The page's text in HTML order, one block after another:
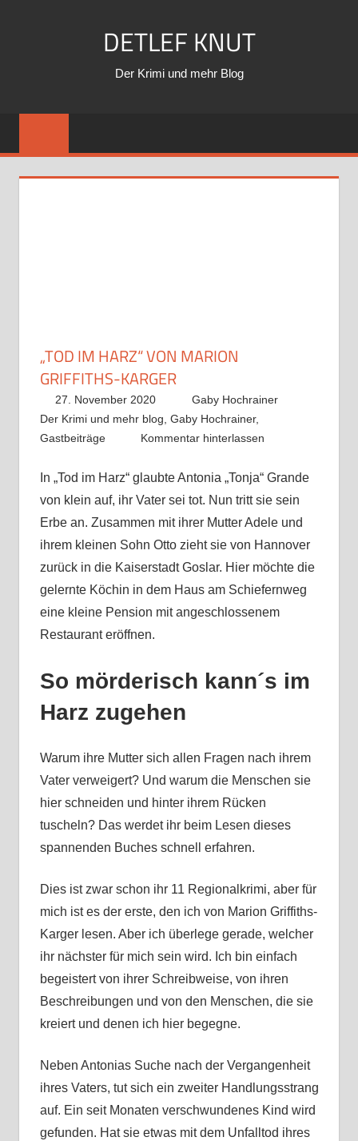
DETLEF KNUT
Der Krimi und mehr Blog
„TOD IM HARZ“ VON MARION
GRIFFITHS-KARGER
27. November 2020
Gaby Hochrainer
Der Krimi und mehr blog, Gaby Hochrainer,
Gastbeiträge
Kommentar hinterlassen
In „Tod im Harz“ glaubte Antonia „Tonja“ Grande
von klein auf, ihr Vater sei tot. Nun tritt sie sein
Erbe an. Zusammen mit ihrer Mutter Adele und
ihrem kleinen Sohn Otto zieht sie von Hannover
zurück in die Kaiserstadt Goslar. Hier möchte die
gelernte Köchin in dem Haus am Schiefernweg
eine kleine Pension mit angeschlossenem
Restaurant eröffnen.
So mörderisch kann´s im
Harz zugehen
Warum ihre Mutter sich allen Fragen nach ihrem
Vater verweigert? Und warum die Menschen sie
hier schneiden und hinter ihrem Rücken
tuscheln? Das werdet ihr beim Lesen dieses
spannenden Buches schnell erfahren.
Dies ist zwar schon ihr 11 Regionalkrimi, aber für
mich ist es der erste, den ich von Marion Griffiths-
Karger lesen. Aber ich überlege gerade, welcher
ihr nächster für mich sein wird. Ich bin einfach
begeistert von ihrer Schreibweise, von ihren
Beschreibungen und von den Menschen, die sie
kreiert und denen ich hier begegne.
Neben Antonias Suche nach der Vergangenheit
ihres Vaters, tut sich ein zweiter Handlungsstrang
auf. Ein seit Monaten verschwundenes Kind wird
gefunden. Hat sie etwas mit dem Unfalltod ihres